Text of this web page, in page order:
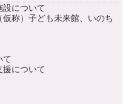
について
称）子ども未来館、いのち
て
について